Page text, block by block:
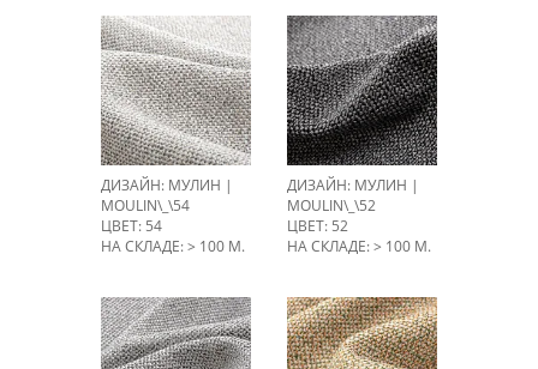
ДИЗАЙН: МУЛИН |
MOULIN\_\54
ЦВЕТ: 54
НА СКЛАДЕ: > 100 М.
ДИЗАЙН: МУЛИН |
MOULIN\_\52
ЦВЕТ: 52
НА СКЛАДЕ: > 100 М.